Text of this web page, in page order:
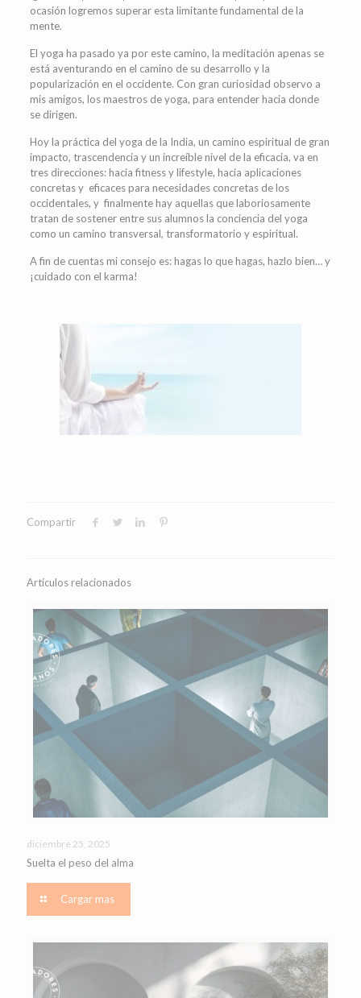
ocasión logremos superar esta limitante fundamental de la
mente.
El yoga ha pasado ya por este camino, la meditación apenas se
está aventurando en el camino de su desarrollo y la
popularización en el occidente. Con gran curiosidad observo a
mis amigos, los maestros de yoga, para entender hacia donde
se dirigen.
Hoy la práctica del yoga de la India, un camino espiritual de gran
impacto, trascendencia y un increíble nivel de la eficacia, va en
tres direcciones: hacia fitness y lifestyle, hacia aplicaciones
concretas y eficaces para necesidades concretas de los
occidentales, y finalmente hay aquellas que laboriosamente
tratan de sostener entre sus alumnos la conciencia del yoga
como un camino transversal, transformatorio y espiritual.
A fin de cuentas mi consejo es: hagas lo que hagas, hazlo bien… y
¡cuidado con el karma!
Compartir
Artículos relacionados
diciembre 25, 2025
Suelta el peso del alma
Cargar mas